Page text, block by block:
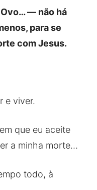
— não há
para se
com Jesus.
e viver.
que eu aceite
a minha morte…
todo, à